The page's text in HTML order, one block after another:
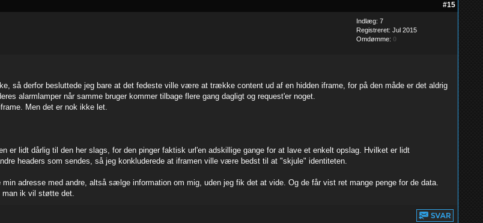
#15
Indlæg: 7
Registreret: Jul 2015
Omdømme: 0
så derfor besluttede jeg bare at det fedeste ville være at trække content ud af en hidden iframe, for på den måde er det aldrig
alarmlamper når samme bruger kommer tilbage flere gang dagligt og request'er noget.
Men det er nok ikke let.
er lidt dårlig til den her slags, for den pinger faktisk url'en adskillige gange for at lave et enkelt opslag. Hvilket er lidt
headers som sendes, så jeg konkluderede at iframen ville være bedst til at "skjule" identiteten.
adresse med andre, altså sælge information om mig, uden jeg fik det at vide. Og de får vist ret mange penge for de data.
man ik vil støtte det.